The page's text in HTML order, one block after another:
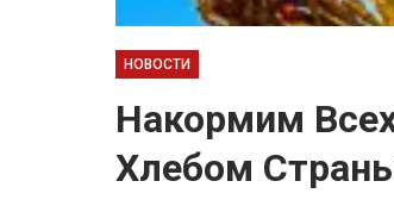
НОВОСТИ
Накормим
Хлебом